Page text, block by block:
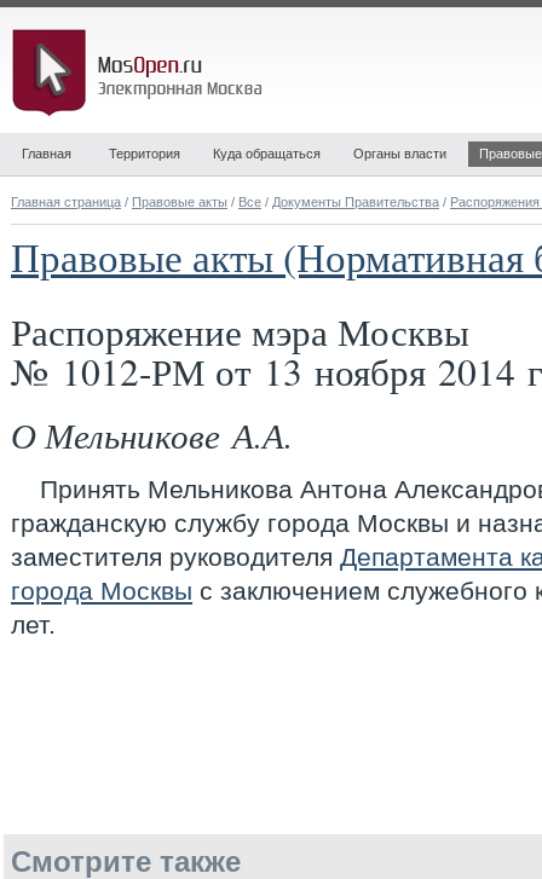
Главная Территория Куда обращаться Органы власти
Главная страница / Правовые акты / Все / Документы Правительства /
Правовые акты (Нормативная
Распоряжение мэра Москвы
№ 1012-РМ от 13 ноября 2014
О Мельникове А.А.
Принять Мельникова Антона
гражданскую службу города Москвы и
заместителя руководителя Департамента
города Москвы с заключением служебного
лет.
Смотрите также